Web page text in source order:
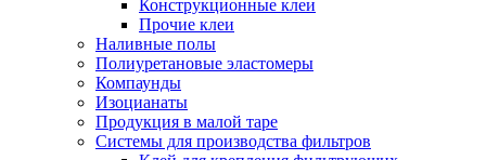
Конструкционные клеи
Прочие клеи
Наливные полы
Полиуретановые эластомеры
Компаунды
Изоцианаты
Продукция в малой таре
Системы для производства фильтров